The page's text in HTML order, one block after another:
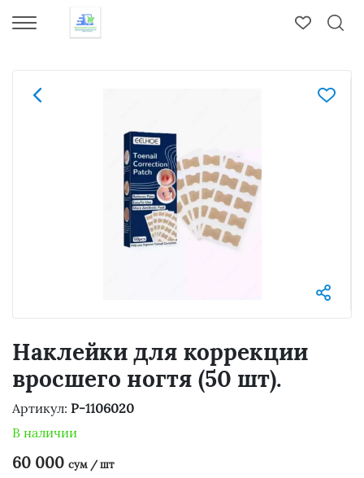
Наклейки для коррекции
вросшего ногтя (50 шт).
Артикул: P-1106020
В наличии
60 000 сум / шт